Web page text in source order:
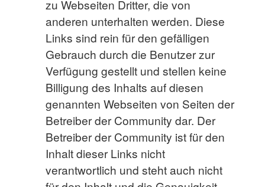
zu Webseiten Dritter, die von
anderen unterhalten werden. Diese
Links sind rein für den gefälligen
Gebrauch durch die Benutzer zur
Verfügung gestellt und stellen keine
Billigung des Inhalts auf diesen
genannten Webseiten von Seiten der
Betreiber der Community dar. Der
Betreiber der Community ist für den
Inhalt dieser Links nicht
verantwortlich und steht auch nicht